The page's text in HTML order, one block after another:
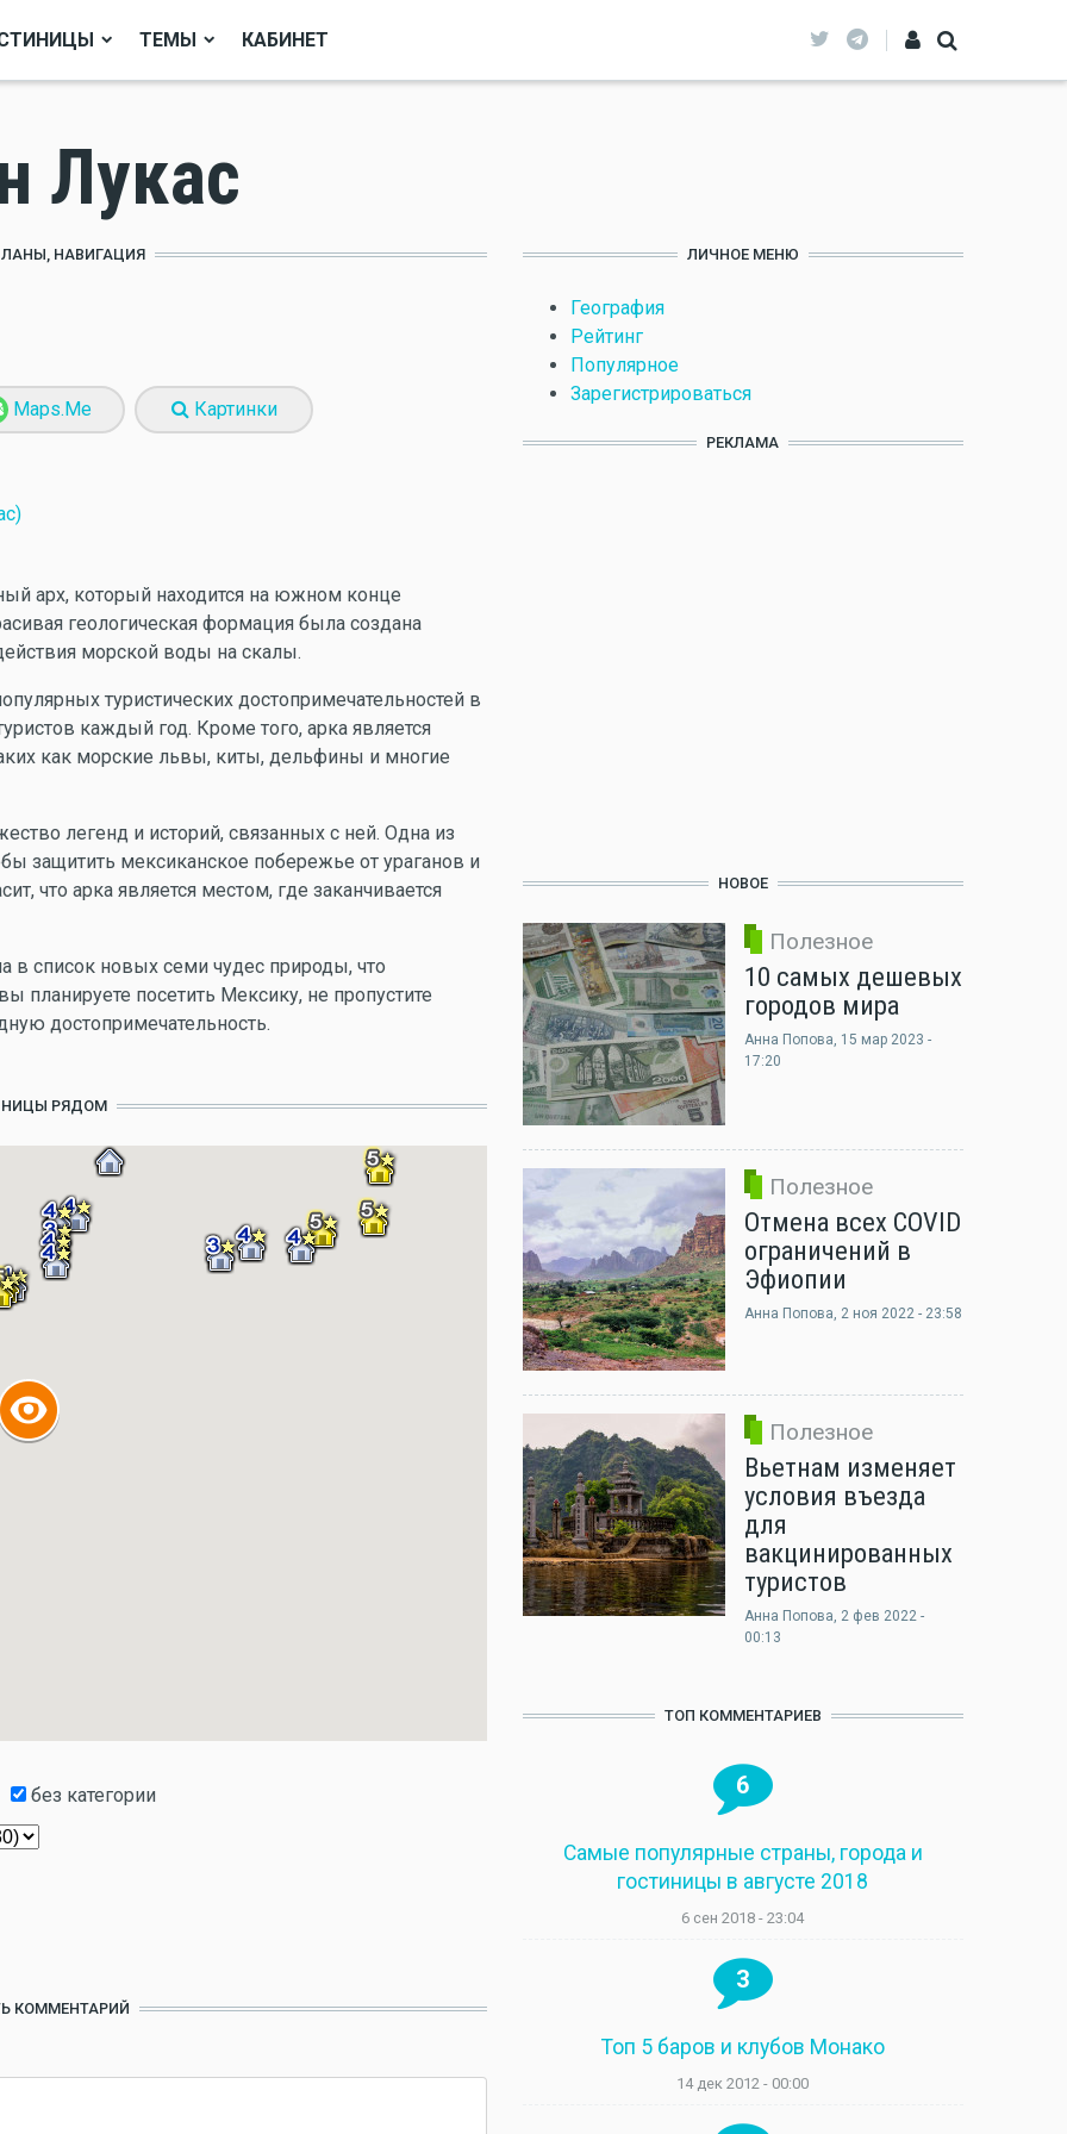
ТЕМЫ КАБИНЕТ
Лукас
НАВИГАЦИЯ
Maps.Me Картинки
арх, который находится на южном конце
геологическая формация была создана
морской воды на скалы.
туристических достопримечательностей в
каждый год. Кроме того, арка является
как морские львы, киты, дельфины и многие
легенд и историй, связанных с ней. Одна из
защитить мексиканское побережье от ураганов и
что арка является местом, где заканчивается
в список новых семи чудес природы, что
планируете посетить Мексику, не пропустите
достопримечательность.
РЯДОМ
без категории
КОММЕНТАРИЙ
ЛИЧНОЕ МЕНЮ
География
Рейтинг
Популярное
Зарегистрироваться
РЕКЛАМА
НОВОЕ
Полезное
10 самых дешевых
городов мира
Анна Попова, 15 мар 2023 -
17:20
Полезное
Отмена всех COVID
ограничений в
Эфиопии
Анна Попова, 2 ноя 2022 - 23:58
Полезное
Вьетнам изменяет
условия въезда
для
вакцинированных
туристов
Анна Попова, 2 фев 2022 -
00:13
ТОП КОММЕНТАРИЕВ
6
Самые популярные страны, города и
гостиницы в августе 2018
6 сен 2018 - 23:04
3
Топ 5 баров и клубов Монако
14 дек 2012 - 00:00